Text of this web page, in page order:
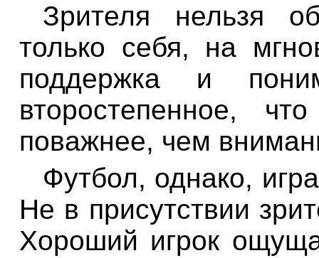
Зрителя нельзя
только себя, на
поддержка и
второстепенное,
поважнее, чем
Футбол, однако,
Не в присутствии
Хороший игрок